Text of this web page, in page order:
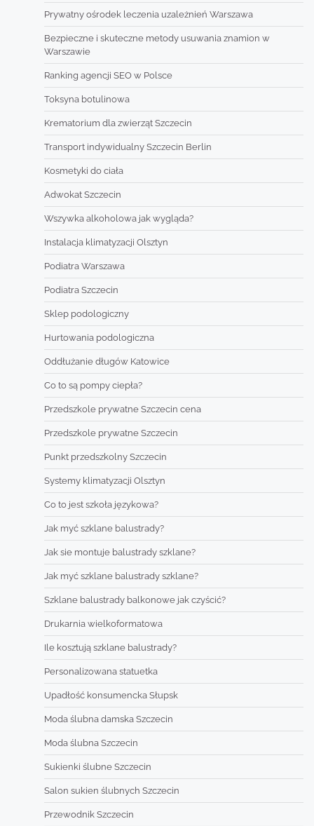
Prywatny ośrodek leczenia uzależnień Warszawa
Bezpieczne i skuteczne metody usuwania znamion w
Warszawie
Ranking agencji SEO w Polsce
Toksyna botulinowa
Krematorium dla zwierząt Szczecin
Transport indywidualny Szczecin Berlin
Kosmetyki do ciała
Adwokat Szczecin
Wszywka alkoholowa jak wygląda?
Instalacja klimatyzacji Olsztyn
Podiatra Warszawa
Podiatra Szczecin
Sklep podologiczny
Hurtowania podologiczna
Oddłużanie długów Katowice
Co to są pompy ciepła?
Przedszkole prywatne Szczecin cena
Przedszkole prywatne Szczecin
Punkt przedszkolny Szczecin
Systemy klimatyzacji Olsztyn
Co to jest szkoła językowa?
Jak myć szklane balustrady?
Jak sie montuje balustrady szklane?
Jak myć szklane balustrady szklane?
Szklane balustrady balkonowe jak czyścić?
Drukarnia wielkoformatowa
Ile kosztują szklane balustrady?
Personalizowana statuetka
Upadłość konsumencka Słupsk
Moda ślubna damska Szczecin
Moda ślubna Szczecin
Sukienki ślubne Szczecin
Salon sukien ślubnych Szczecin
Przewodnik Szczecin